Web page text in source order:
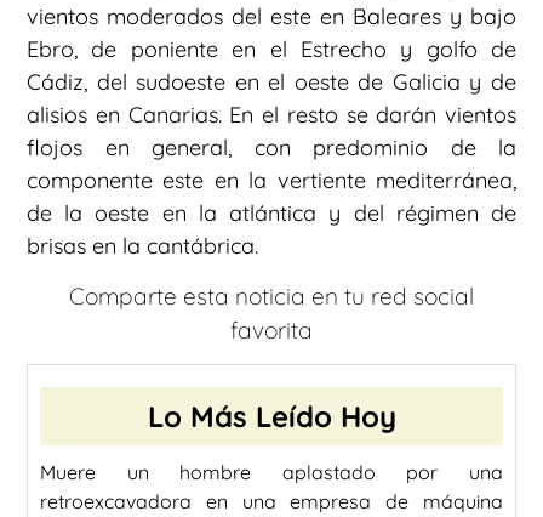
vientos moderados del este en Baleares y bajo
Ebro, de poniente en el Estrecho y golfo de
Cádiz, del sudoeste en el oeste de Galicia y de
alisios en Canarias. En el resto se darán vientos
flojos en general, con predominio de la
componente este en la vertiente mediterránea,
de la oeste en la atlántica y del régimen de
brisas en la cantábrica.
Comparte esta noticia en tu red social
favorita
Lo Más Leído Hoy
Muere un hombre aplastado por una
retroexcavadora en una empresa de máquina